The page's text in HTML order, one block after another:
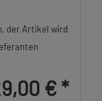
der Artikel wird
€*